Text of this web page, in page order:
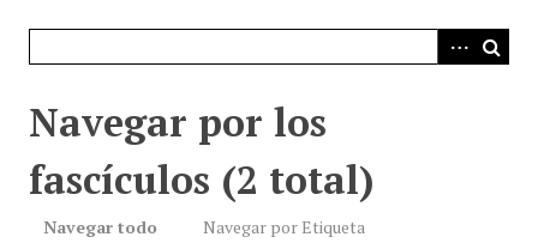
Navegar por los
fascículos (2 total)
Navegar todo
Navegar por Etiqueta